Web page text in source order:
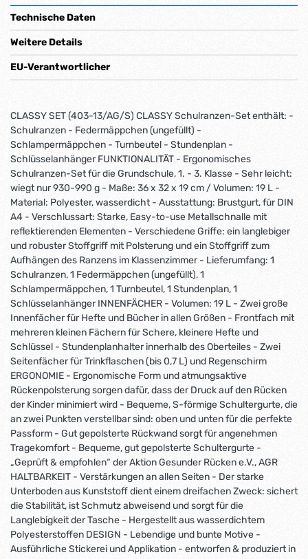
Technische Daten
Weitere Details
EU-Verantwortlicher
CLASSY SET (403-13/AG/S) CLASSY Schulranzen-Set enthält: -
Schulranzen - Federmäppchen (ungefüllt) -
Schlampermäppchen - Turnbeutel - Stundenplan -
Schlüsselanhänger FUNKTIONALITÄT - Ergonomisches
Schulranzen-Set für die Grundschule, 1. - 3. Klasse - Sehr leicht:
wiegt nur 930-990 g - Maße: 36 x 32 x 19 cm / Volumen: 19 L -
Material: Polyester, wasserdicht - Ausstattung: Brustgurt, für DIN
A4 - Verschlussart: Starke, Easy-to-use Metallschnalle mit
reflektierenden Elementen - Verschiedene Griffe: ein langlebiger
und robuster Stoffgriff mit Polsterung und ein Stoffgriff zum
Aufhängen des Ranzens im Klassenzimmer - Lieferumfang: 1
Schulranzen, 1 Federmäppchen (ungefüllt), 1
Schlampermäppchen, 1 Turnbeutel, 1 Stundenplan, 1
Schlüsselanhänger INNENFÄCHER - Volumen: 19 L - Zwei große
Innenfächer für Hefte und Bücher in allen Größen - Frontfach mit
mehreren kleinen Fächern für Schere, kleinere Hefte und
Schlüssel - Stundenplanhalter innerhalb des Oberteiles - Zwei
Seitenfächer für Trinkflaschen (bis 0,7 L) und Regenschirm
ERGONOMIE - Ergonomische Form und atmungsaktive
Rückenpolsterung sorgen dafür, dass der Druck auf den Rücken
der Kinder minimiert wird - Bequeme, S-förmige Schultergurte, die
an zwei Punkten verstellbar sind: oben und unten für die perfekte
Passform - Gut gepolsterte Rückwand sorgt für angenehmen
Tragekomfort - Bequeme, gut gepolsterte Schultergurte -
„Geprüft & empfohlen“ der Aktion Gesunder Rücken e.V., AGR
HALTBARKEIT - Verstärkungen an allen Seiten - Der starke
Unterboden aus Kunststoff dient einem dreifachen Zweck: sichert
die Stabilität, ist Schmutz abweisend und sorgt für die
Langlebigkeit der Tasche - Hergestellt aus wasserdichtem
Polyesterstoffen DESIGN - Lebendige und bunte Motive -
Ausführliche Stickerei und Applikation - entworfen & produziert in